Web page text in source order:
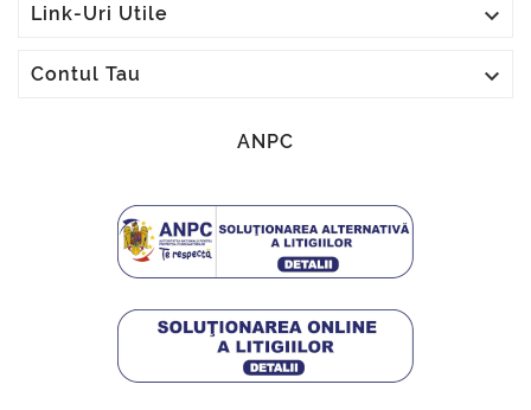
Link-Uri Utile 
Contul Tau 
ANPC